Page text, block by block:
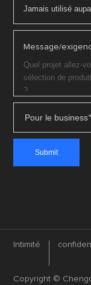
Message/
Pour le business*
Intimité
Copyright ©